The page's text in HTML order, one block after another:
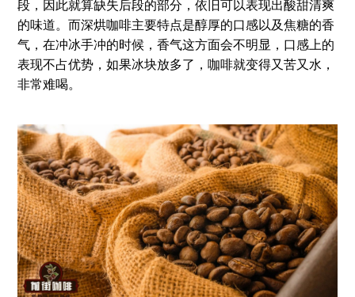
段，因此就算缺失后段的部分，依旧可以表现出酸甜清爽
的味道。而深烘咖啡主要特点是醇厚的口感以及焦糖的香
气，在冲冰手冲的时候，香气这方面会不明显，口感上的
表现不占优势，如果冰块放多了，咖啡就变得又苦又水，
非常难喝。